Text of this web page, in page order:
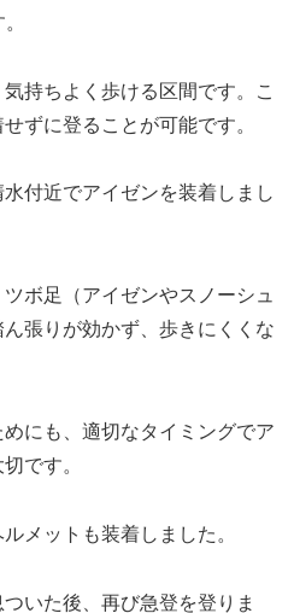
持ちよく歩ける区間です。こ
ずに登ることが可能です。
付近でアイゼンを装着しまし
ボ足（アイゼンやスノーシュ
張りが効かず、歩きにくくな
にも、適切なタイミングでア
です。
メットも装着しました。
いた後、再び急登を登りま